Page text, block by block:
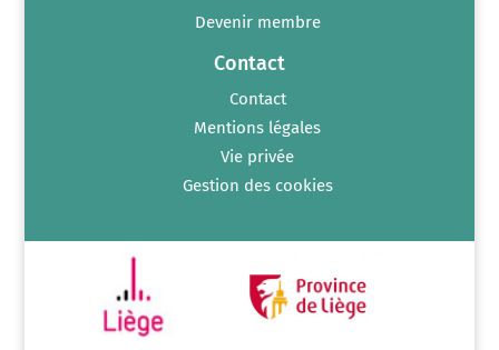
Devenir membre
Contact
Contact
Mentions légales
Vie privée
Gestion des cookies